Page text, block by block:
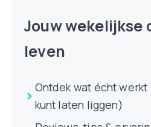
Jouw wekelijkse
leven
Ontdek wat écht
kunt laten liggen)